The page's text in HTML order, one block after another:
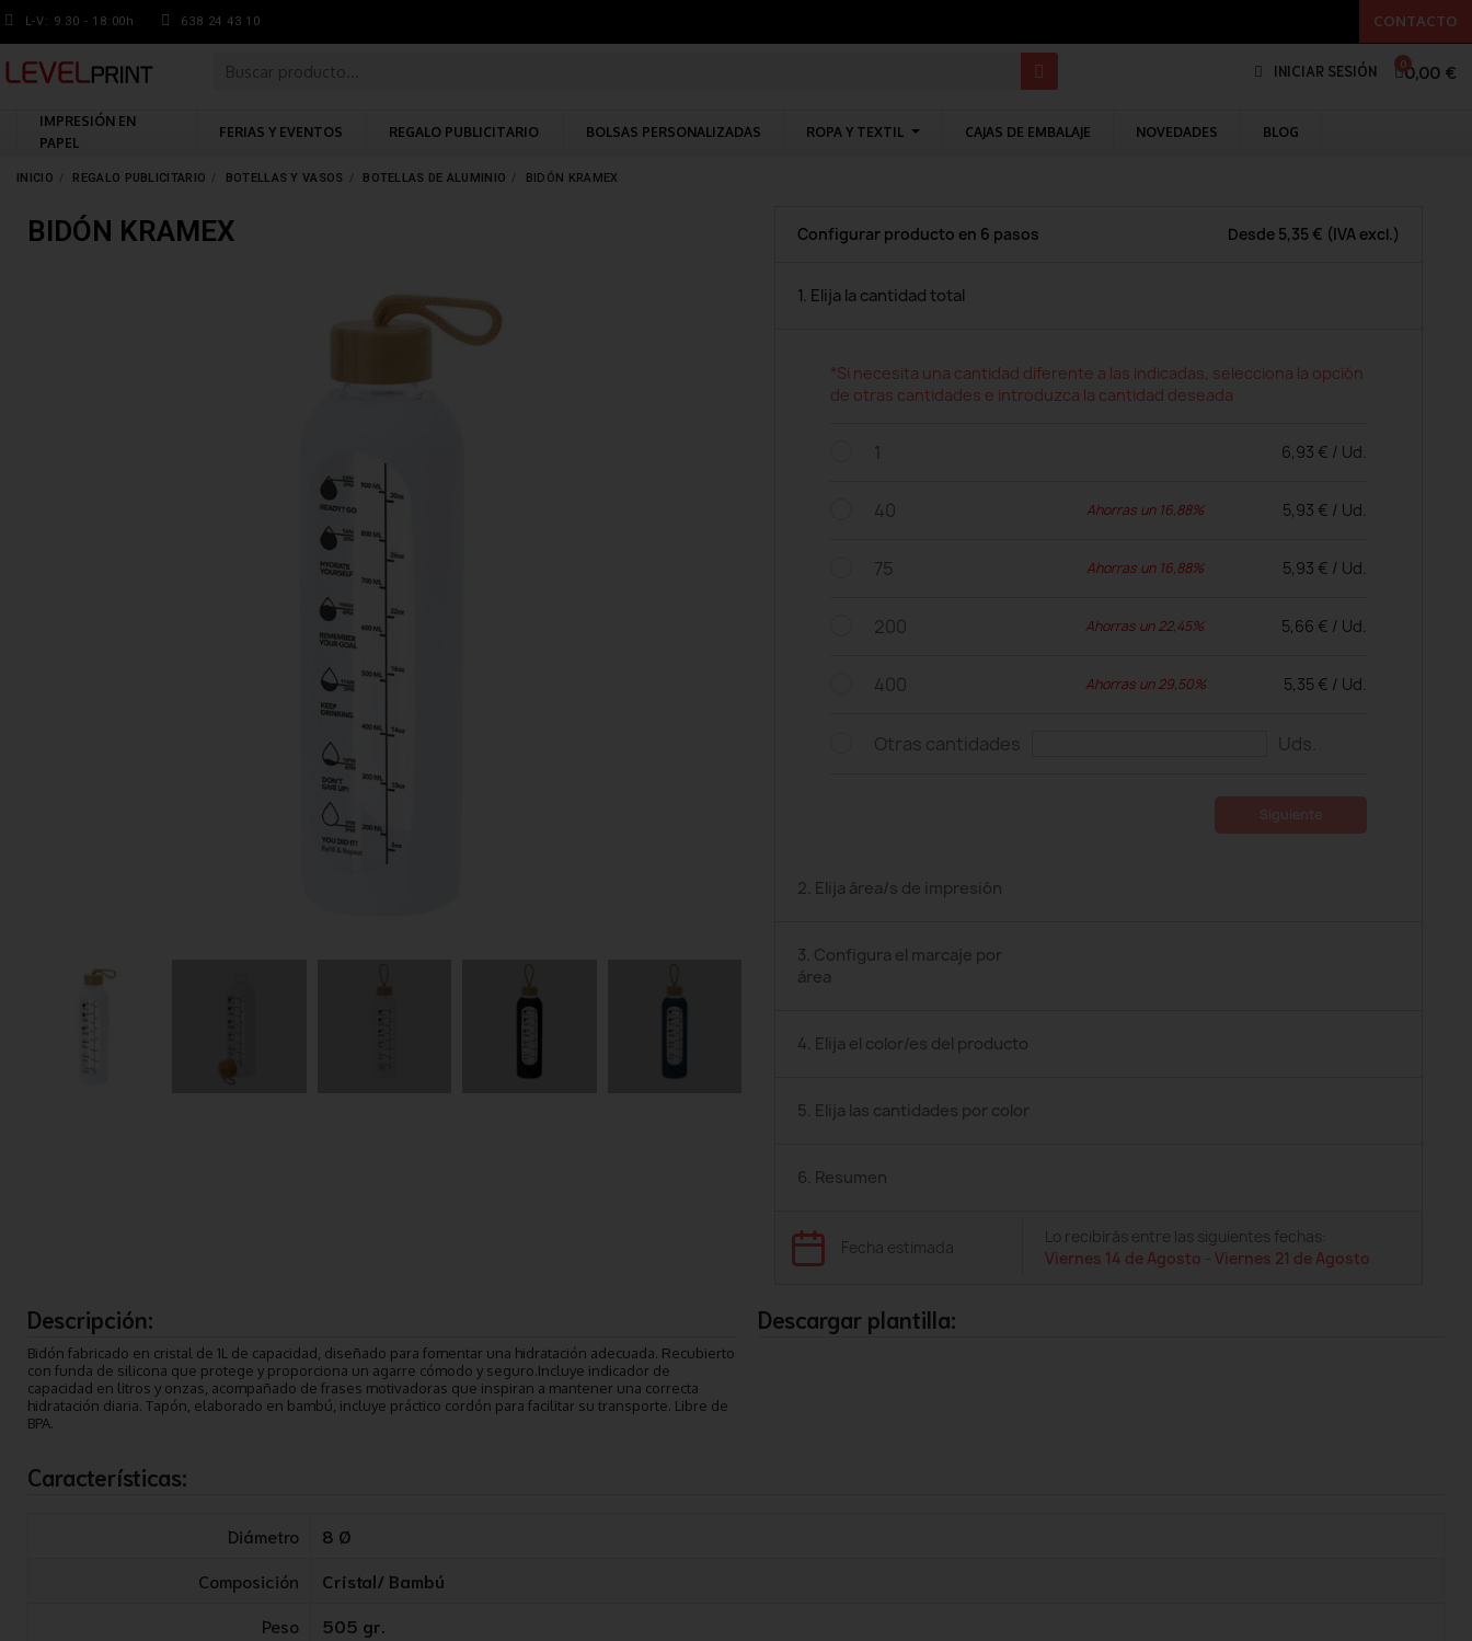
L-V: 9.30 - 18:00h 638 24 43 10 CONTACTO
INICIAR SESIÓN 0,00 €
IMPRESIÓN EN
PAPEL
FERIAS Y EVENTOS REGALO PUBLICITARIO BOLSAS PERSONALIZADAS ROPA Y TEXTIL CAJAS DE EMBALAJE NOVEDADES BLOG
INICIO REGALO PUBLICITARIO BOTELLAS Y VASOS BOTELLAS DE ALUMINIO BIDÓN KRAMEX
BIDÓN KRAMEX Configurar producto en 6 pasos Desde 5,35 € (IVA excl.)
1. Elija la cantidad total
*Si necesita una cantidad diferente a las indicadas, selecciona la opción
de otras cantidades e introduzca la cantidad deseada
1 6,93 € / Ud.
40 Ahorras un 16,88% 5,93 € / Ud.
75 Ahorras un 16,88% 5,93 € / Ud.
200 Ahorras un 22,45% 5,66 € / Ud.
400 Ahorras un 29,50% 5,35 € / Ud.
Otras cantidades Uds.
2. Elija área/s de impresión
3. Configura el marcaje por
área
4. Elija el color/es del producto
5. Elija las cantidades por color
6. Resumen
Fecha estimada
Lo recibirás entre las siguientes fechas:
Viernes 14 de Agosto - Viernes 21 de Agosto
Descripción:
Bidón fabricado en cristal de 1L de capacidad, diseñado para fomentar una hidratación adecuada. Recubierto
con funda de silicona que protege y proporciona un agarre cómodo y seguro.Incluye indicador de
capacidad en litros y onzas, acompañado de frases motivadoras que inspiran a mantener una correcta
hidratación diaria. Tapón, elaborado en bambú, incluye práctico cordón para facilitar su transporte. Libre de
BPA.
Descargar plantilla:
Características:
Diámetro
8 Ø
Composición
Cristal/ Bambú
Peso
505 gr.